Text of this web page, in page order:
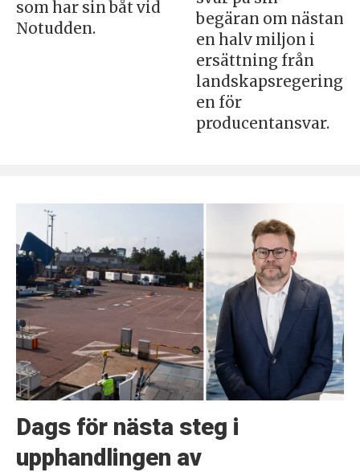
som har sin båt vid
Notudden.
begäran om nästan
en halv miljon i
ersättning från
landskapsregering
en för
producentansvar.
Dags för nästa steg i
upphandlingen av